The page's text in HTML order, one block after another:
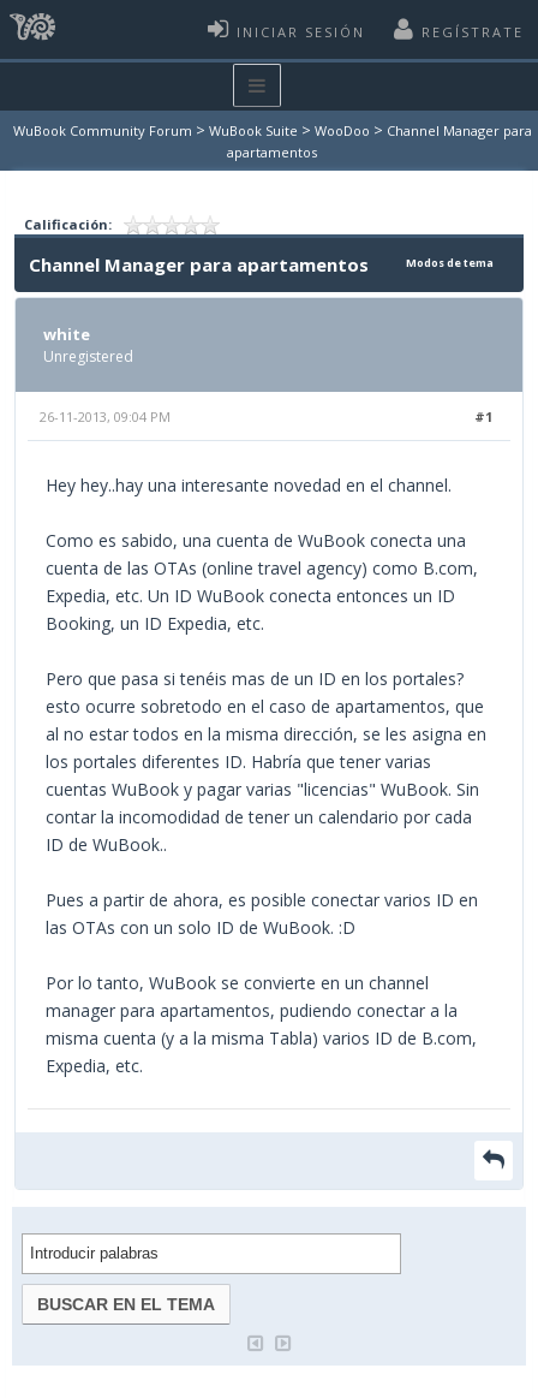
INICIAR SESIÓN REGÍSTRATE
WuBook Community Forum > WuBook Suite > WooDoo > Channel Manager para
apartamentos
Calificación:
Modos de tema
Channel Manager para apartamentos
white
Unregistered
#1
26-11-2013, 09:04 PM
Hey hey..hay una interesante novedad en el channel.
Como es sabido, una cuenta de WuBook conecta una
cuenta de las OTAs (online travel agency) como B.com,
Expedia, etc. Un ID WuBook conecta entonces un ID
Booking, un ID Expedia, etc.
Pero que pasa si tenéis mas de un ID en los portales?
esto ocurre sobretodo en el caso de apartamentos, que
al no estar todos en la misma dirección, se les asigna en
los portales diferentes ID. Habría que tener varias
cuentas WuBook y pagar varias "licencias" WuBook. Sin
contar la incomodidad de tener un calendario por cada
ID de WuBook..
Pues a partir de ahora, es posible conectar varios ID en
las OTAs con un solo ID de WuBook. :D
Por lo tanto, WuBook se convierte en un channel
manager para apartamentos, pudiendo conectar a la
misma cuenta (y a la misma Tabla) varios ID de B.com,
Expedia, etc.